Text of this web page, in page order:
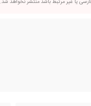
فارسی یا غیر مرتبط باشد منتشر نخواهد شد.